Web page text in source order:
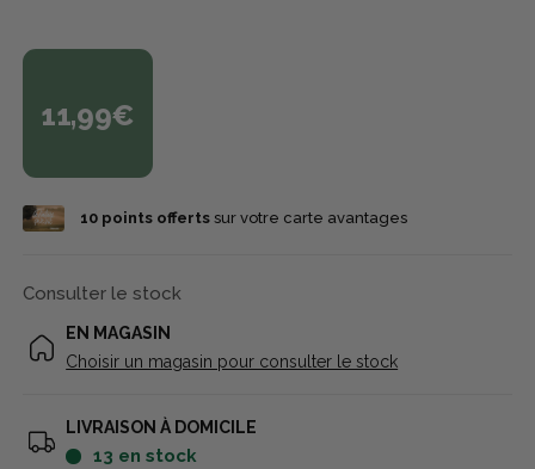
C'est une huile d'origine naturelle.
11,99€
10points offertssur votre carte avantages
Consulter le stock
EN MAGASIN
Choisir un magasin pour consulter le stock
LIVRAISON À DOMICILE
13 en stock